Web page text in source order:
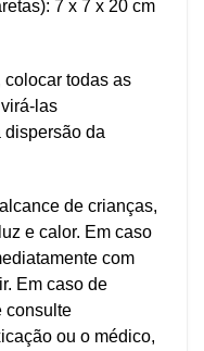
7 x 7 x 20 cm
colocar todas as
las
dispersão da
de crianças,
e calor. Em caso
com
Em caso de
consulte
ou o médico,